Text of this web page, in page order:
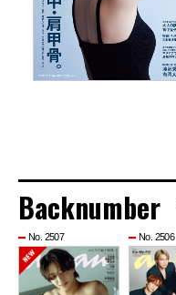
Backnumber
No. 2507 No. 2506